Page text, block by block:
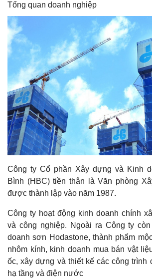
Urea hết khấu hao
GIÁ ĐIỆN TĂNG TÁC ĐỘNG ĐẾN DOANH
03. Định Giá Cổ Phiếu
Định giá Cổ Phiếu
04. Hướng dẫn sử dụng
Hướng dẫn sử dụng YSuri – Môi giới Số cho
05. Kinh nghiệm Đầu Tư Chứng khoán
Ngoài Phí Giao dịch, Nhà đầu tư cần cân
nào khi lựa chọn các Công ty Chứng khoán
TOP các Bài học Kinh nghiệm Đầu tư
cần “thuộc nằm lòng” khi tham gia Thị
REVIEW SÁCH – THE NEW TRADING FOR A
REVIEW SÁCH – GIÀU TỪ CHỨNG KHOÁN
REVIEW SÁCH – CÁCH THỨC KINH DOANH
PHIẾU – HOW TO TRADE IN STOCKS
REVIEW SÁCH – BỐN GIAI ĐOẠN CỦA MỘT
ĐÁNH BẠI THỊ TRƯỜNG
06. Chứng Khoán Phái Sinh
Chứng Khoán Phái Sinh
Tổng quan doanh nghiệp
Công ty Cổ phần Xây dựng và Kinh
Bình (HBC) tiền thân là Văn phòng
được thành lập vào năm 1987.
Công ty hoạt động kinh doanh chính
và công nghiệp. Ngoài ra Công ty
doanh sơn Hodastone, thành phẩm
nhôm kính, kinh doanh mua bán vật
ốc, xây dựng và thiết kế các công
hạ tầng và điện nước